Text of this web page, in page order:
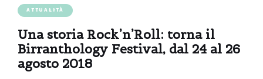
ATTUALITÀ
Una storia Rock’n’Roll: torna il
Birranthology Festival, dal 24 al 26
agosto 2018